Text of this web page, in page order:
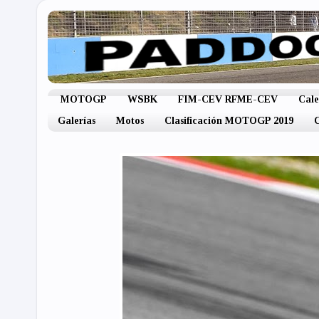
MOTOGP WSBK FIM-CEV RFME-CEV
Galerías
Motos Clasificación MOTOGP 2019